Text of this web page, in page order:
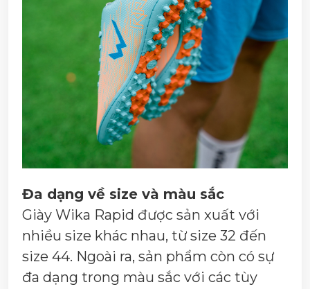
Đa dạng về size và màu sắc
Giày Wika Rapid được sản xuất với
nhiều size khác nhau, từ size 32 đến
size 44. Ngoài ra, sản phẩm còn có sự
đa dạng trong màu sắc với các tùy